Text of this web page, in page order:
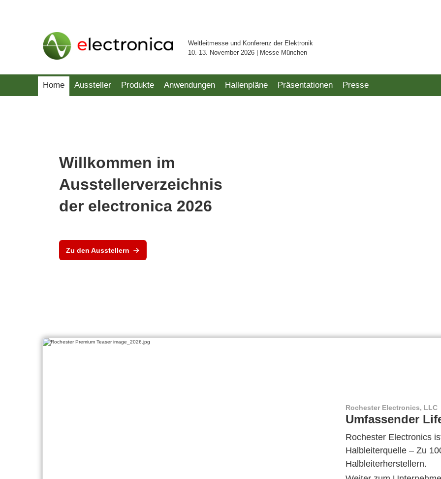
Weltleitmesse und Konferenz der Elektronik
10.-13. November 2026 | Messe München
Home Aussteller Produkte Anwendungen Hallenpläne Präsentationen Presse
Willkommen im
Ausstellerverzeichnis
der electronica 2026
Zu den Ausstellern
Rochester Electronics, LLC
Umfassender
Rochester Electronics
Halbleiterquelle – Zu
Halbleiterherstellern.